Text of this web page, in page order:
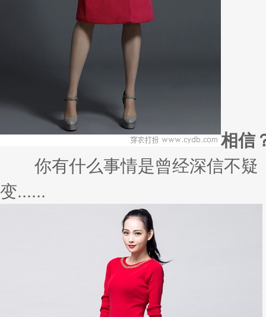
相信
你有什么事情是曾经深信不疑
变......